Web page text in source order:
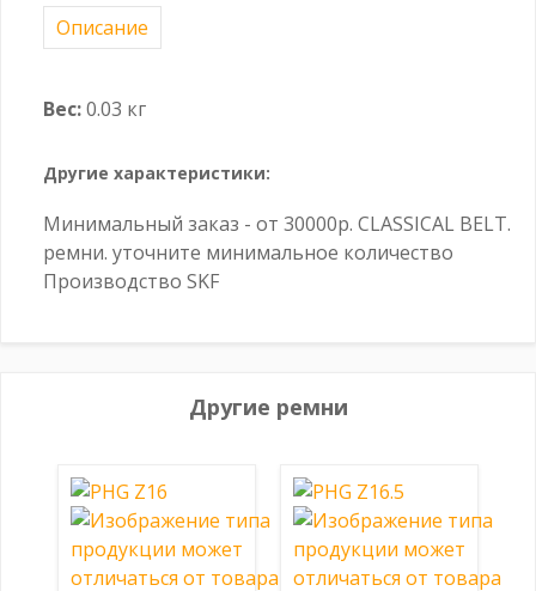
Описание
Вес:0.03 кг
Другие характеристики:
Минимальный заказ - от 30000р. CLASSICAL BELT.
ремни. уточните минимальное количество
Производство SKF
Другие ремни